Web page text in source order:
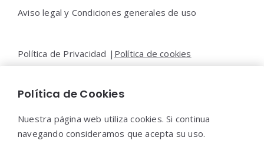
Aviso legal y Condiciones generales de uso
Política de Privacidad | Política de cookies
Contacto |Moya&Emery
Política de Cookies
Nuestra página web utiliza cookies. Si continua
navegando consideramos que acepta su uso.